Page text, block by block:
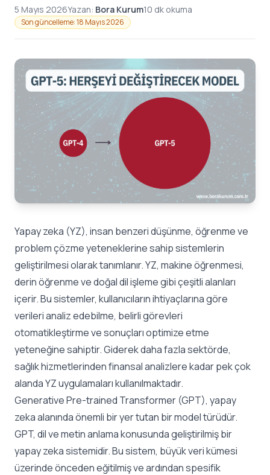
5 Mayıs 2026Yazan: Bora Kurum10 dk okuma
Son güncelleme: 18 Mayıs 2026
Yapay zeka (YZ), insan benzeri düşünme, öğrenme ve
problem çözme yeteneklerine sahip sistemlerin
geliştirilmesi olarak tanımlanır. YZ, makine öğrenmesi,
derin öğrenme ve doğal dil işleme gibi çeşitli alanları
içerir. Bu sistemler, kullanıcıların ihtiyaçlarına göre
verileri analiz edebilme, belirli görevleri
otomatikleştirme ve sonuçları optimize etme
yeteneğine sahiptir. Giderek daha fazla sektörde,
sağlık hizmetlerinden finansal analizlere kadar pek çok
alanda YZ uygulamaları kullanılmaktadır.
Generative Pre-trained Transformer (GPT), yapay
zeka alanında önemli bir yer tutan bir model türüdür.
GPT, dil ve metin anlama konusunda geliştirilmiş bir
yapay zeka sistemidir. Bu sistem, büyük veri kümesi
üzerinde önceden eğitilmiş ve ardından spesifik